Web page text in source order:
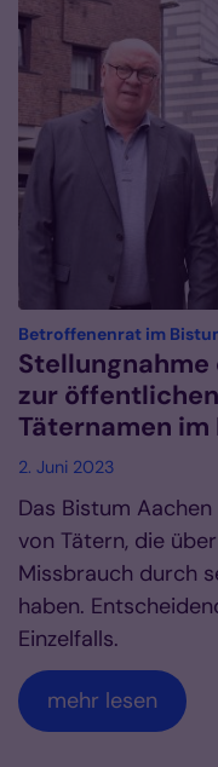
Betroffenenrat im
zur
Täternamen
2. Juni 2023
Das Bistum
von Tätern, die
Missbrauch durch
haben.
Einzelfalls.
mehr lesen